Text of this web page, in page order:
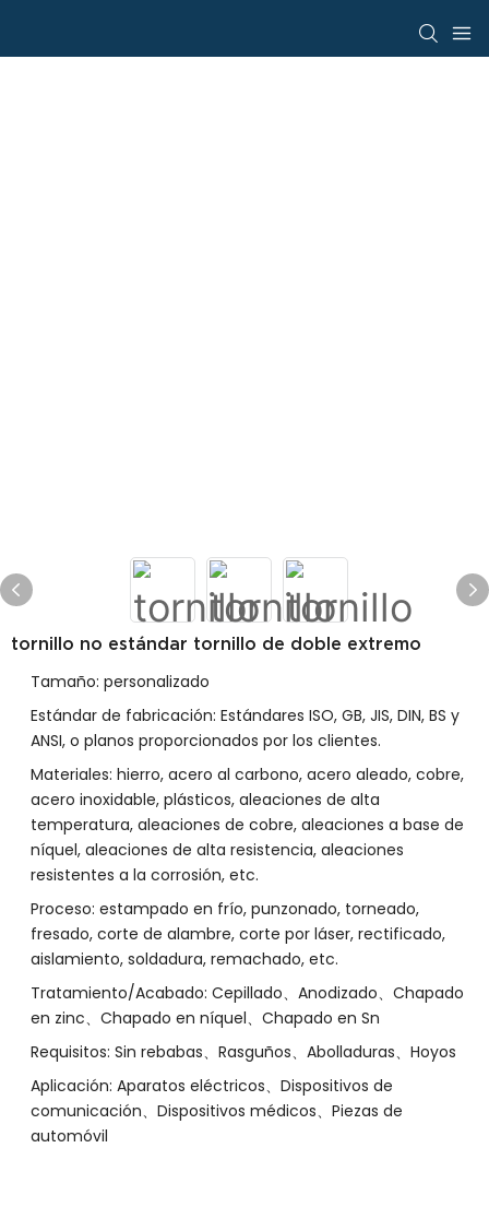
tornillo no estándar tornillo de doble extremo
Tamaño: personalizado
Estándar de fabricación: Estándares ISO, GB, JIS, DIN, BS y
ANSI, o planos proporcionados por los clientes.
Materiales: hierro, acero al carbono, acero aleado, cobre,
acero inoxidable, plásticos, aleaciones de alta
temperatura, aleaciones de cobre, aleaciones a base de
níquel, aleaciones de alta resistencia, aleaciones
resistentes a la corrosión, etc.
Proceso: estampado en frío, punzonado, torneado,
fresado, corte de alambre, corte por láser, rectificado,
aislamiento, soldadura, remachado, etc.
Tratamiento/Acabado: Cepillado、Anodizado、Chapado
en zinc、Chapado en níquel、Chapado en Sn
Requisitos: Sin rebabas、Rasguños、Abolladuras、Hoyos
Aplicación: Aparatos eléctricos、Dispositivos de
comunicación、Dispositivos médicos、Piezas de
automóvil